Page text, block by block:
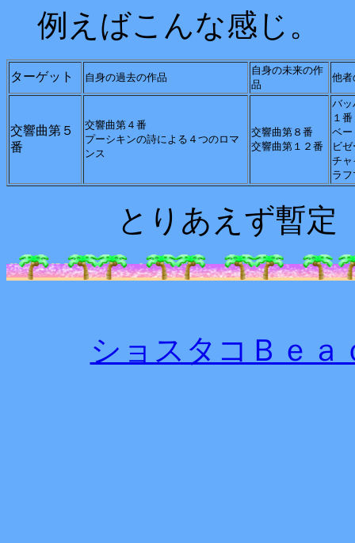
例えばこんな感じ。
ターゲット 自身の過去の作品
自身の未来の作
品
他者
交響曲第５
番
交響曲第４番
プーシキンの詩による４つのロマ
ンス
交響曲第８番
交響曲第１２番
バ
１番
ベ
ビ
チ
ラ
とりあえず暫
ショスタコＢｅ